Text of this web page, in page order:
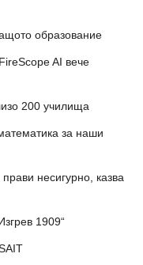
образование
AI вече
200 училища
за наши
несигурно, казва
1909“